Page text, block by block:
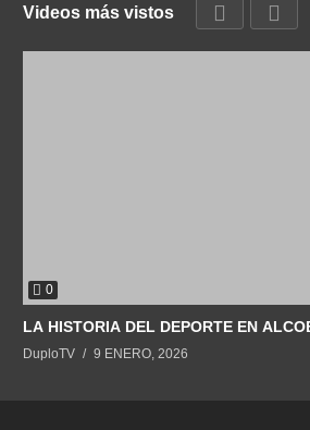
Videos más vistos
0
LA HISTORIA DEL DEPORTE EN
DuploTV 9 ENERO, 2026